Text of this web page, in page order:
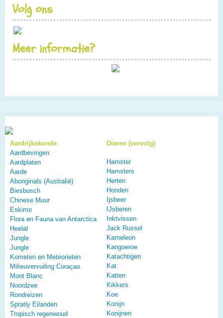
Volg ons
Meer informatie?
Aardrijkskunde
Aardbevingen
Aardplaten
Aarde
Aboriginals (Australië)
Biesbosch
Chinese Muur
Eskimo
Flora en Fauna van Antarctica
Heelal
Jungle
Jungle
Kometen en Meteorieten
Milieuvervuiling Curaçao
Mont Blanc
Noordzee
Rondreizen
Spratly Eilanden
Tropisch regenwoud
Dieren (vervolg)
Hamster
Hamsters
Herten
Honden
Ijsbeer
IJsberen
Inktvissen
Jack Russel
Kameleon
Kangoeroe
Katachtigen
Kat
Katten
Kikkers
Koe
Konijn
Konijnen